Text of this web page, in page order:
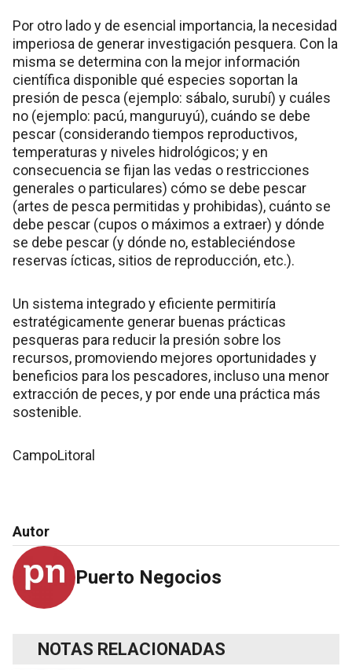
Por otro lado y de esencial importancia, la necesidad
imperiosa de generar investigación pesquera. Con la
misma se determina con la mejor información
científica disponible qué especies soportan la
presión de pesca (ejemplo: sábalo, surubí) y cuáles
no (ejemplo: pacú, manguruyú), cuándo se debe
pescar (considerando tiempos reproductivos,
temperaturas y niveles hidrológicos; y en
consecuencia se fijan las vedas o restricciones
generales o particulares) cómo se debe pescar
(artes de pesca permitidas y prohibidas), cuánto se
debe pescar (cupos o máximos a extraer) y dónde
se debe pescar (y dónde no, estableciéndose
reservas ícticas, sitios de reproducción, etc.).
Un sistema integrado y eficiente permitiría
estratégicamente generar buenas prácticas
pesqueras para reducir la presión sobre los
recursos, promoviendo mejores oportunidades y
beneficios para los pescadores, incluso una menor
extracción de peces, y por ende una práctica más
sostenible.
CampoLitoral
Autor
Puerto Negocios
NOTAS RELACIONADAS